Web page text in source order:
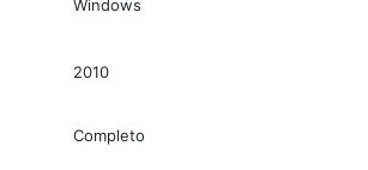
Windows
2010
Completo